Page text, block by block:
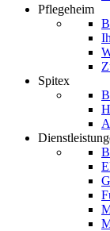
Pflegeheim
Spitex